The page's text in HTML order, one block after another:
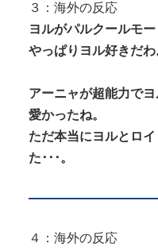
３：海外の反応
ヨルがパルクールモ
やっぱりヨル好きだわ
アーニャが超能力で
愛かったね。
ただ本当にヨルとロ
た･･･。
４：海外の反応